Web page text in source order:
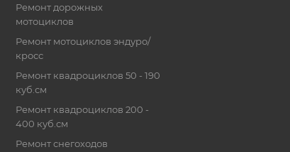
Ремонт дорожных
мотоциклов
Ремонт мотоциклов эндуро/
кросс
Ремонт квадроциклов 50 - 190
куб.см
Ремонт квадроциклов 200 -
400 куб.см
Ремонт снегоходов